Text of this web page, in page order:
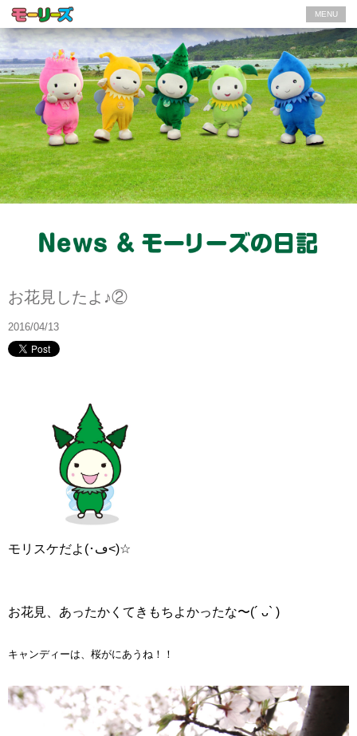
MENU
お花見したよ♪②
2016/04/13
モリスケだよ(･ڡ<)☆
お花見、あったかくてきもちよかったな〜(´ ᴗ` )
キャンディーは、桜がにあうね！！